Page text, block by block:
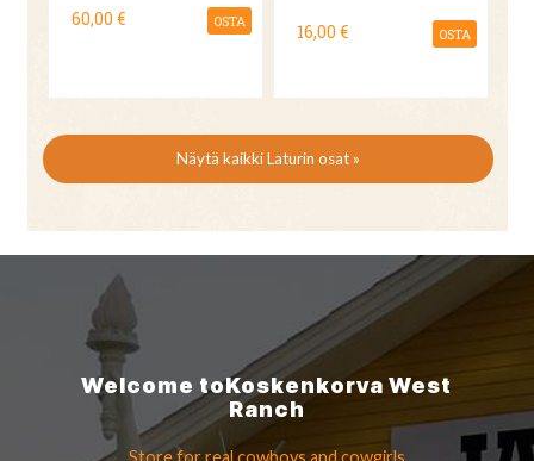
60,00 € OSTA
16,00 € OSTA
Näytä kaikki Laturin osat »
Welcome toKoskenkorvaWest
Ranch
Store for real cowboys and cowgirls